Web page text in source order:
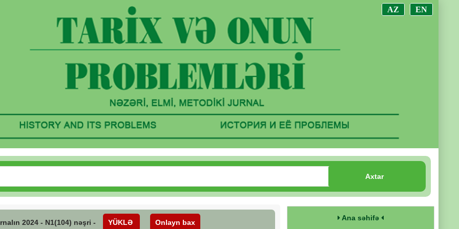
AZ EN
Axtar
2024 - N1(104) nəşri - YÜKLƏ Onlayn bax
Ana səhifə